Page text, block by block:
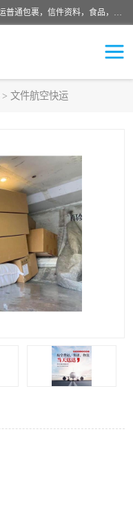
武汉本泰航空服务有限公司，专业服务航空托运普通包裹，信件资料，食品，服装，快消品等运输的专线空运，完善的网络服务确保为客户提供准确、*、安全的“门对门”服务，本着“诚信为本、精诚合作”的服务宗旨.“以安全运输为保障，以运价合理要求市场”的经营理念。武汉机场货运、武汉航空物流、武汉空运、武汉天河国际机场东方、南方、国际航空、机场空运业务覆盖国内二三线机场城市，如：武汉-敦煌、武汉-柳州等
> 文件航空快运